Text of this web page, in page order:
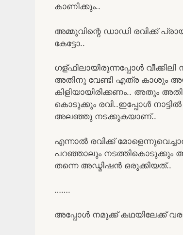
കാണിക്കും..
അമ്മുവിന്റെ ഡാഡി രവിക്ക്
കേട്ടോ..
ഗള്ഫിലായിരുന്നപ്പോൾ
അതിനു വേണ്ടി എത്ര കാശും
കിളിയായിരിക്കണം.. അതും
കൊടുക്കും രവി..ഇപ്പോൾ
അലഞ്ഞു നടക്കുകയാണ്..
എന്നാൽ രവിക്ക്
പറഞ്ഞാലും നടത്തികൊടുക്കും
തന്നെ അഡ്മിഷൻ ഒരുക്കിയത്..
…….
അപ്പോൾ നമുക്ക് കഥയിലേക്ക്